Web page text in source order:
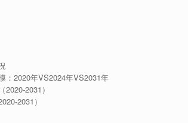
：2020年VS2024年VS2031年
2031）
2031）